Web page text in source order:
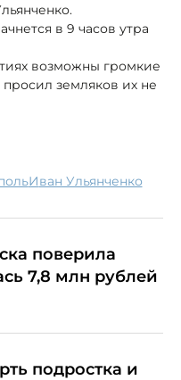
в 9 часов утра
возможны громкие
земляков их не
Иван Ульянченко
поверила
7,8 млн рублей
подростка и